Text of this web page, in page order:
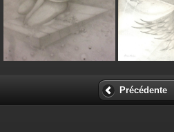
Précédente